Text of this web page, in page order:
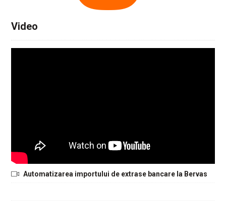
Video
Automatizarea importului de extrase bancare la Bervas